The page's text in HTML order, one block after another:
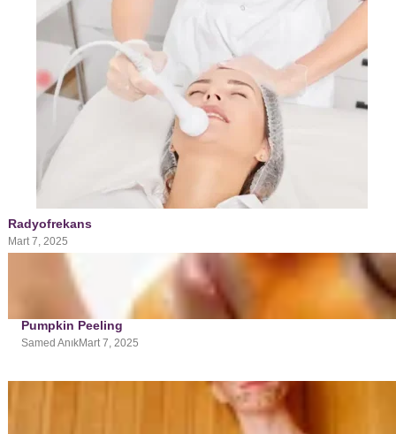
Radyofrekans
Mart 7, 2025
Pumpkin Peeling
Samed AnıkMart 7, 2025